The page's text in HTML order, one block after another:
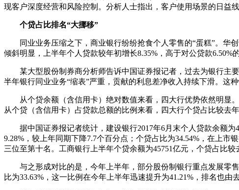
现客户深度经营和风险控制。分析人士指出，客户使用场景的日益
个贷占比排名“大挪移”
同业业务压缩之下，商业银行纷纷抢食个人零售的“蛋糕”。华创
倾斜明显，上半年个人贷款较年初增长8.35%，高于对公贷款6.50%
某大型股份制券商分析师告诉中国证券报记者，过去为银行主要
半年银行同业业务“缩表”严重，贡献的利息差净收入持续下滑。这
从个贷余额（含信用卡）绝对数值来看，四大行优势依然明显。
从个贷（含信用卡）占贷款总额的比例来看，四大行个贷占比较去
据中国证券报记者统计，建设银行2017年6月末个人贷款余额为
9.28%，较上年同期下降7.7个百分点；个贷占比为34.54%，在上
三位至第十名。工商银行上半年个贷余额为45751亿元，个贷占比较
与之形成对比的是，今年上半年，部分股份制银行重点发展零售
比为33.63%，这一比例在今年上半年迅速提升为41.21%，排名也由